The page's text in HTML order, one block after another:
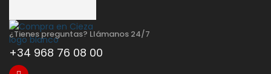
¿Tienes preguntas? Llámanos 24/7
+34 968 76 08 00